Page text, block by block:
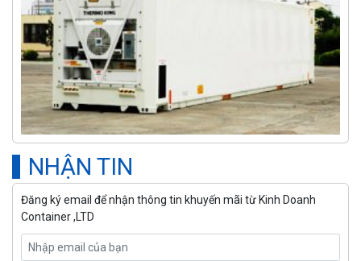
NHẬN TIN
Đăng ký email để nhận thông tin khuyến mãi từ Kinh Doanh
Container ,LTD